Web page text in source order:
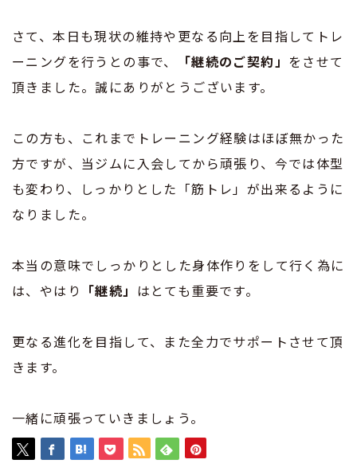
さて、本日も現状の維持や更なる向上を目指してトレ
ーニングを行うとの事で、
「継続のご契約」 をさせて
頂きました。誠にありがとうございます。
この方も、これまでトレーニング経験はほぼ無かった
方ですが、当ジムに入会してから頑張り、今では体型
も変わり、しっかりとした「筋トレ」が出来るように
なりました。
本当の意味でしっかりとした身体作りをして行く為に
は、やはり 「継続」 はとても重要です。
更なる進化を目指して、また全力でサポートさせて頂
きます。
一緒に頑張っていきましょう。